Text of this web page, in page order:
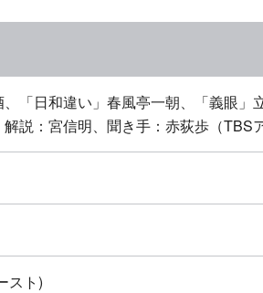
、「日和違い」春風亭一朝、「義眼」
説：宮信明、聞き手：赤荻歩（TBS
スト)